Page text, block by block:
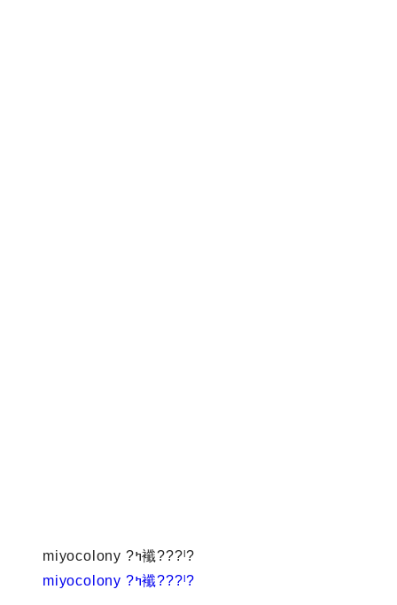
miyocolony ?ߤ襳???ˡ?
miyocolony ?ߤ襳???ˡ?